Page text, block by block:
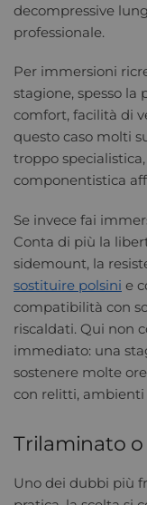
decompressive
professionale.
Per immersioni
stagione, spesso
comfort, facilità di
questo caso molti
troppo
componentistica
Se invece fai
Conta di più la
sidemount, la
sostituire polsini e
compatibilità con
riscaldati. Qui non
immediato: una
sostenere molte
con relitti,
Trilaminato
Uno dei dubbi più